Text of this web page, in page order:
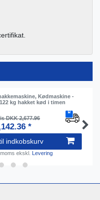
Kødmaskine -
kg hakket kød i timen
DKK 2,677.96
*
indkobskurv
ekskl. Levering